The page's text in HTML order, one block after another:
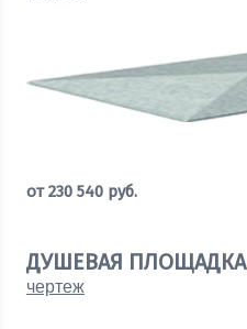
от230 540 руб.
ДУШЕВАЯ ПЛОЩАДКА
чертеж